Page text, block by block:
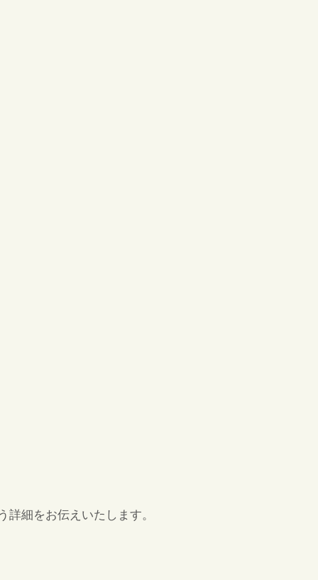
細をお伝えいたします。